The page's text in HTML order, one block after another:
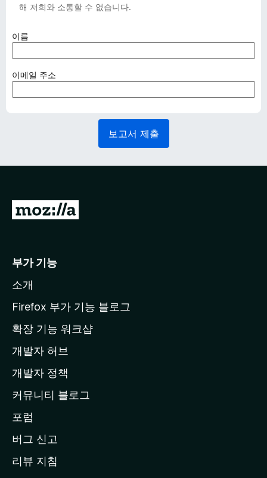
해 저희와 소통할 수 없습니다.
이름
수
사
)
이메일 주소
수
보고서 제출
M
l
a
페
이
지
이
동
부가 기능
소개
Firefox 부가 기능 블로그
확장 기능 워크샵
개발자 허브
개발자 정책
커뮤니티 블로그
포럼
버그 신고
리뷰 지침